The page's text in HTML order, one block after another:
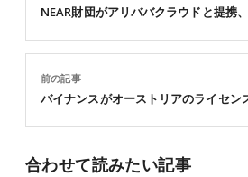
前の記事
バイナンスがオーストリアのライセン
NEAR財団がアリババクラウドと提携
合わせて読みたい記事